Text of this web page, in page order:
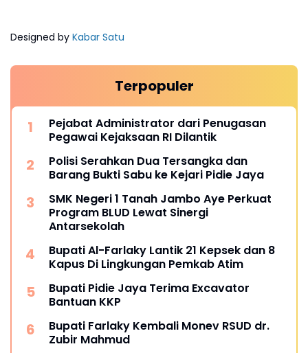
Designed by Kabar Satu
Terpopuler
Pejabat Administrator dari Penugasan
Pegawai Kejaksaan RI Dilantik
Polisi Serahkan Dua Tersangka dan
Barang Bukti Sabu ke Kejari Pidie Jaya
SMK Negeri 1 Tanah Jambo Aye Perkuat
Program BLUD Lewat Sinergi
Antarsekolah
Bupati Al-Farlaky Lantik 21 Kepsek dan 8
Kapus Di Lingkungan Pemkab Atim
Bupati Pidie Jaya Terima Excavator
Bantuan KKP
Bupati Farlaky Kembali Monev RSUD dr.
Zubir Mahmud